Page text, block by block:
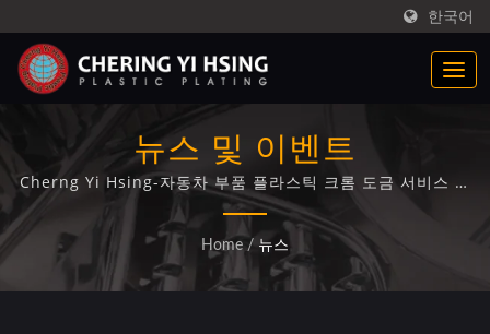
한국어
뉴스 및 이벤트
Cherng Yi Hsing-자동차 부품 플라스틱 크롬 도금 서비스 및
제조업체.
Home / 뉴스